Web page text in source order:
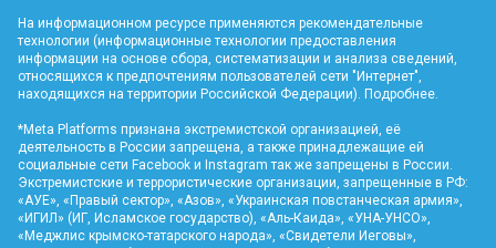
На информационном ресурсе применяются рекомендательные
технологии (информационные технологии предоставления
информации на основе сбора, систематизации и анализа сведений,
относящихся к предпочтениям пользователей сети "Интернет",
находящихся на территории Российской Федерации). Подробнее
*Meta Platforms признана экстремистской организацией, её
деятельность в России запрещена, а также принадлежащие ей
социальные сети Facebook и Instagram так же запрещены в России.
Экстремистские и террористические организации, запрещенные в РФ:
«АУЕ», «Правый сектор», «Азов», «Украинская повстанческая армия»,
«ИГИЛ» (ИГ, Исламское государство), «Аль-Каида», «УНА-УНСО»,
«Меджлис крымско-татарского народа», «Свидетели Иеговы»,